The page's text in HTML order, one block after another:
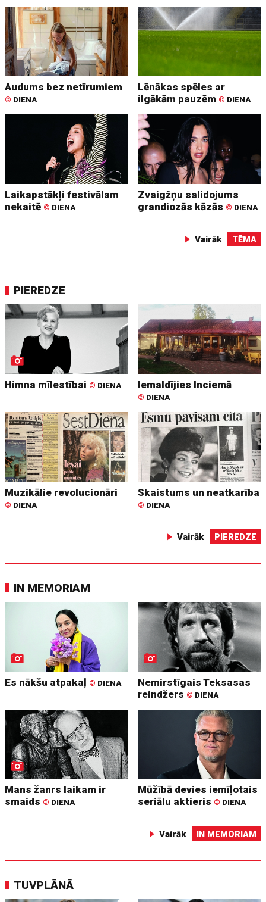
Audums bez netīrumiem
© DIENA
Lēnākas spēles ar
ilgākām pauzēm © DIENA
Laikapstākļi festivālam
nekaitē © DIENA
Zvaigžņu salidojums
grandiozās kāzās © DIENA
Vairāk TĒMA
PIEREDZE
Himna mīlestībai © DIENA Iemaldījies Inciemā
© DIENA
Muzikālie revolucionāri
© DIENA
Skaistums un neatkarība
© DIENA
Vairāk PIEREDZE
IN MEMORIAM
Es nākšu atpakaļ © DIENA
Nemirstīgais Teksasas
reindžers © DIENA
Mans žanrs laikam ir
smaids © DIENA
Mūžībā devies iemīļotais
seriālu aktieris © DIENA
Vairāk IN MEMORIAM
TUVPLĀNĀ